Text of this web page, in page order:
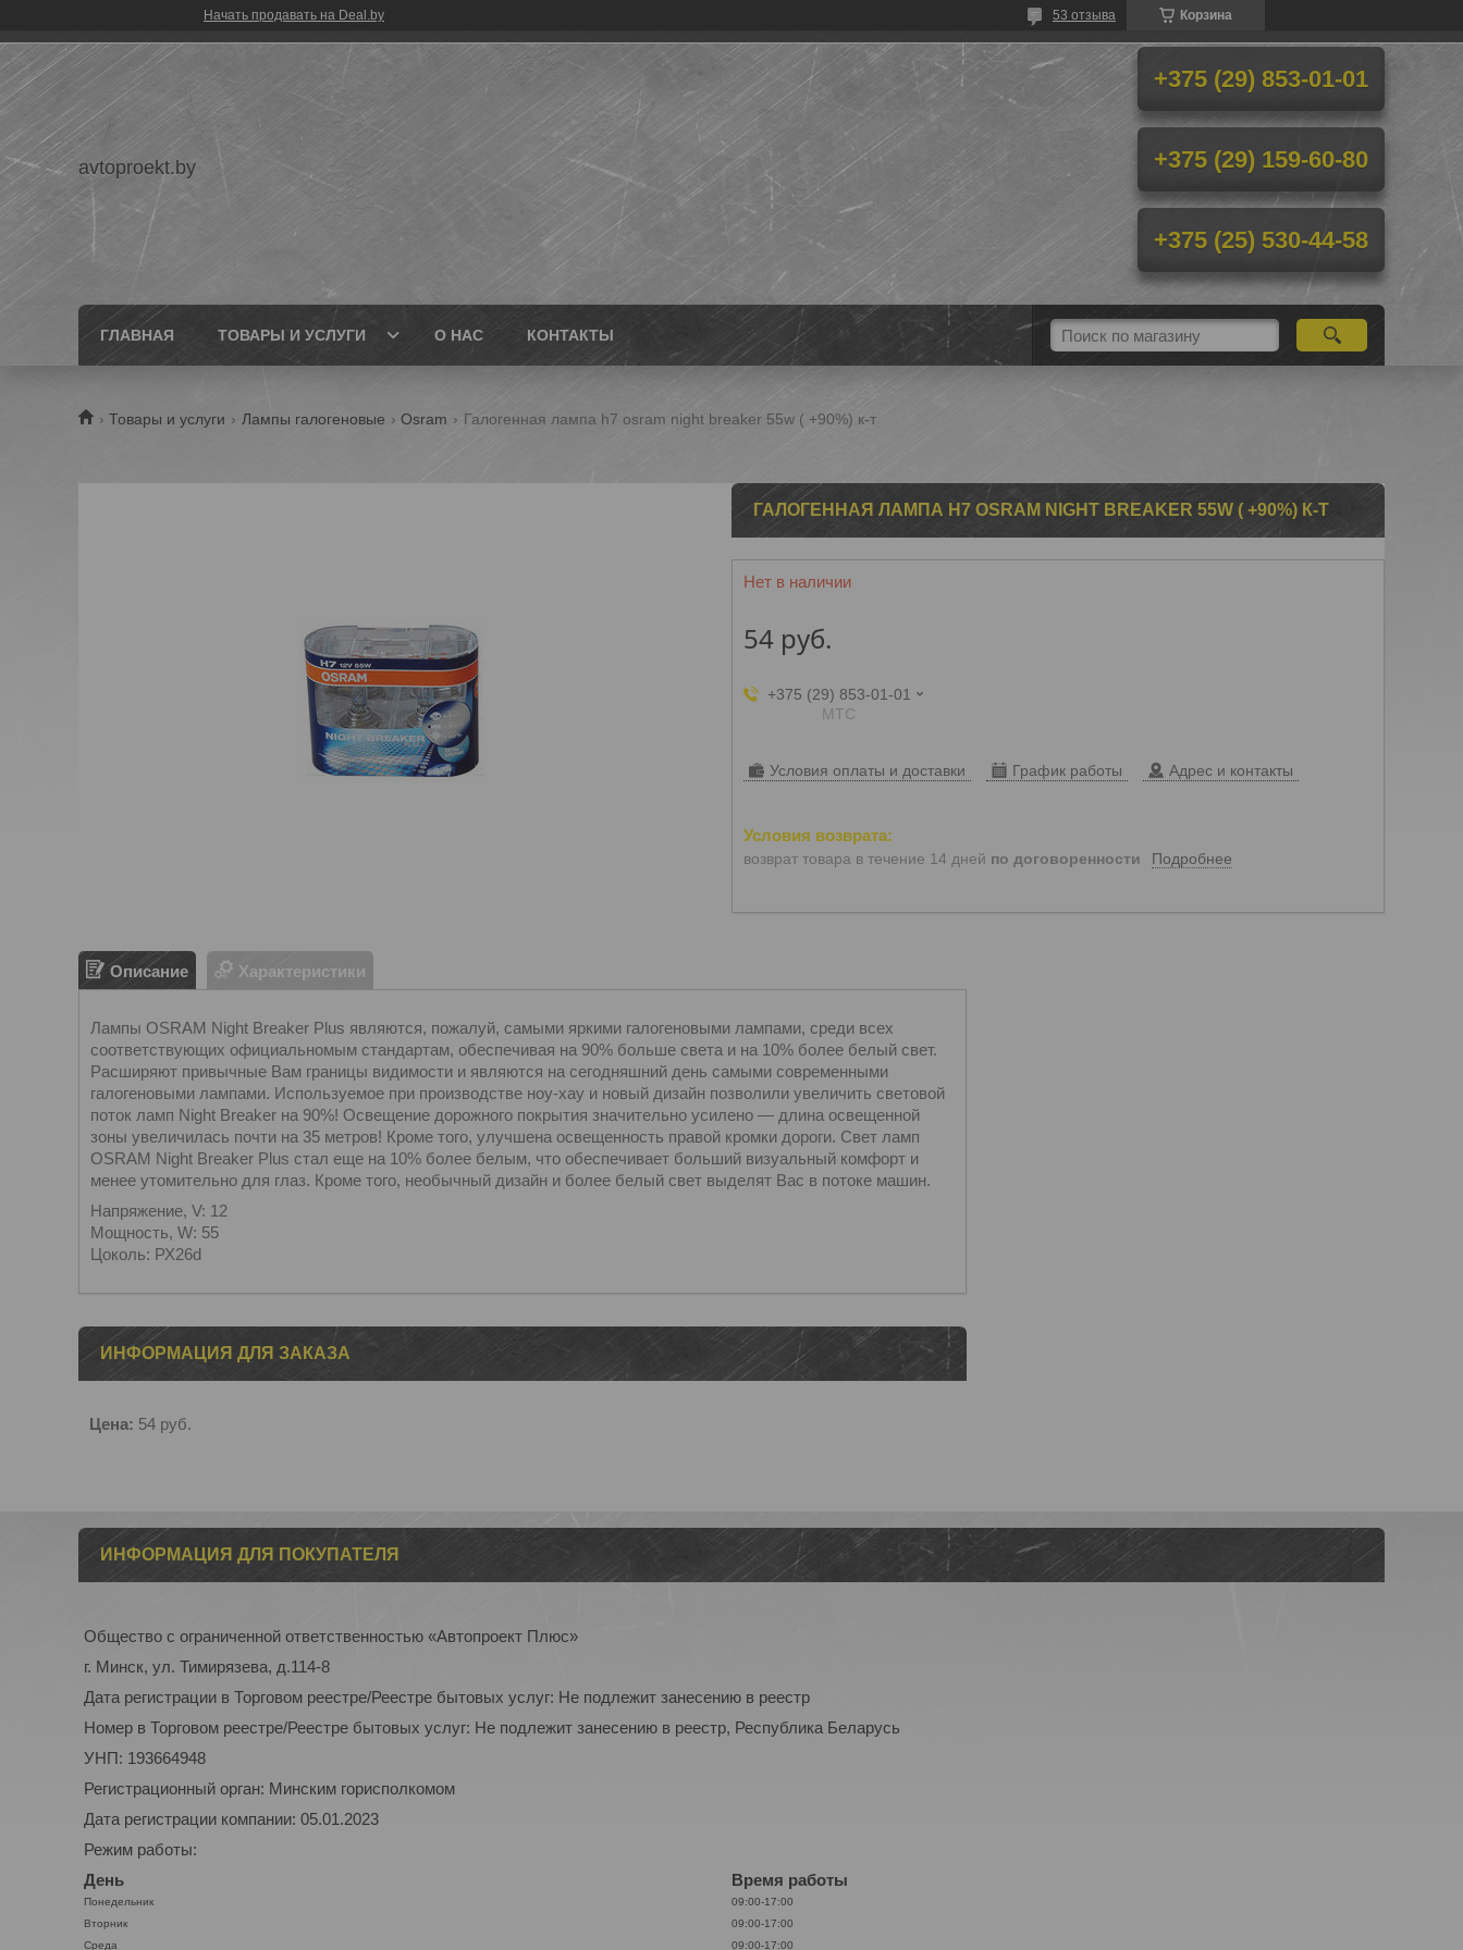
Начать продавать на Deal.by Корзина
53 отзыва
avtoproekt.by
+375 (29) 853-01-01
+375 (29) 159-60-80
+375 (25) 530-44-58
ГЛАВНАЯ ТОВАРЫ И УСЛУГИ О НАС КОНТАКТЫ
Товары и услуги Лампы галогеновые Osram Галогенная лампа h7 osram night breaker 55w ( +90%) к-т
ГАЛОГЕННАЯ ЛАМПА H7 OSRAM NIGHT BREAKER 55W ( +90%) К-Т
Нет в наличии
54 руб.
+375 (29) 853-01-01
МТС
Условия оплаты и доставки График работы Адрес и контакты
возврат товара в течение 14 дней по договоренности Подробнее
Описание Характеристики
Лампы OSRAM Night Breaker Plus являются, пожалуй, самыми яркими галогеновыми лампами, среди всех
соответствующих официальномым стандартам, обеспечивая на 90% больше света и на 10% более белый свет.
Расширяют привычные Вам границы видимости и являются на сегодняшний день самыми современными
галогеновыми лампами. Используемое при производстве ноу-хау и новый дизайн позволили увеличить световой
поток ламп Night Breaker на 90%! Освещение дорожного покрытия значительно усилено — длина освещенной
зоны увеличилась почти на 35 метров! Кроме того, улучшена освещенность правой кромки дороги. Свет ламп
OSRAM Night Breaker Plus стал еще на 10% более белым, что обеспечивает больший визуальный комфорт и
менее утомительно для глаз. Кроме того, необычный дизайн и более белый свет выделят Вас в потоке машин.
Напряжение, V: 12
Мощность, W: 55
Цоколь: РХ26d
ИНФОРМАЦИЯ ДЛЯ ЗАКАЗА
Цена: 54 руб.
ИНФОРМАЦИЯ ДЛЯ ПОКУПАТЕЛЯ
Общество с ограниченной ответственностью «Автопроект Плюс»
г. Минск, ул. Тимирязева, д.114-8
Дата регистрации в Торговом реестре/Реестре бытовых услуг: Не подлежит занесению в реестр
Номер в Торговом реестре/Реестре бытовых услуг: Не подлежит занесению в реестр, Республика Беларусь
УНП: 193664948
Регистрационный орган: Минским горисполкомом
Дата регистрации компании: 05.01.2023
Режим работы:
День
Время работы
Понедельник
09:00-17:00
Вторник
09:00-17:00
Среда
09:00-17:00